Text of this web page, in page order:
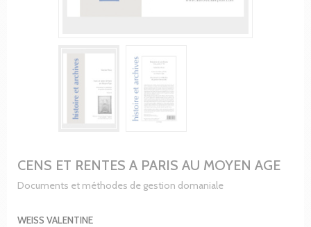
CENS ET RENTES A PARIS AU MOYEN AGE
Documents et méthodes de gestion domaniale
WEISS VALENTINE